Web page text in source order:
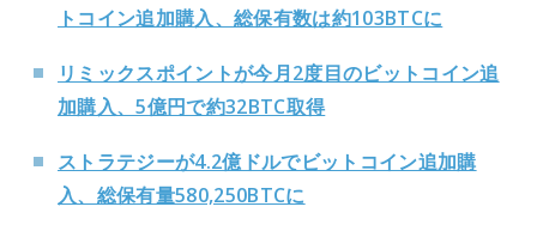
トコイン追加購入、総保有数は約103BTCに
リミックスポイントが今月2度目のビットコイン追
加購入、5億円で約32BTC取得
ストラテジーが4.2億ドルでビットコイン追加購
入、総保有量580,250BTCに